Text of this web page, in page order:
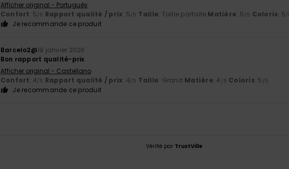
Afficher original - Português
Confort: 5/5 Rapport qualité / prix: 5/5 Taille: Taille parfaite Matière: 5/5 Coloris: 5/
Je recommande ce produit
Barcelo2@19 janvier 2026
Bon rapport qualité-prix
Afficher original - Castellano
Confort: 4/5 Rapport qualité / prix: 4/5 Taille: Grand Matière: 4 /5 Coloris: 5 /5
Je recommande ce produit
Vérifié par TrustVille